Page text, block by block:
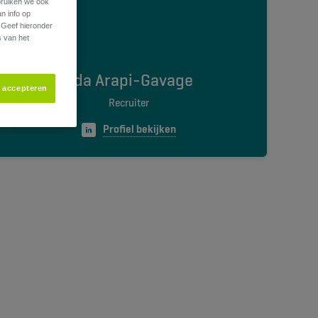
Ada Arapi-Gavage
Recruiter
Profiel bekijken
info op
hieronder
van het